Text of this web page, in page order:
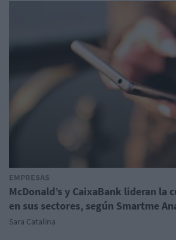
EMPRESAS
McDonald’s y CaixaBank lideran la
en sus sectores, según Smartme
Sara Catalina